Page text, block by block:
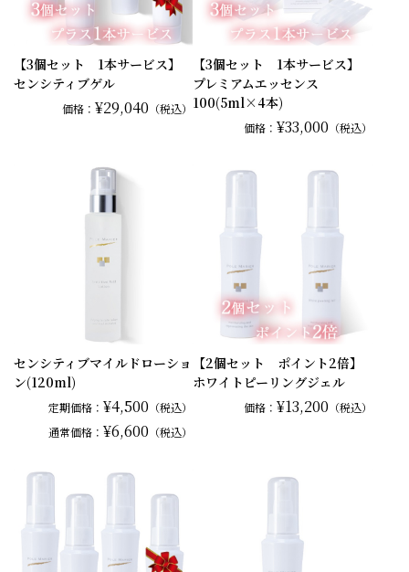
【3個セット 1本サービス】
センシティブゲル
価格：¥29,040 （税込）
【3個セット 1本サービス】
プレミアムエッセンス
100(5ml×4本)
価格： ¥33,000 （税込）
センシティブマイルドローショ
ン(120ml)
定期価格：¥4,500 （税込）
通常価格：¥6,600 （税込）
【2個セット ポイント2倍】
ホワイトピーリングジェル
価格： ¥13,200 （税込）